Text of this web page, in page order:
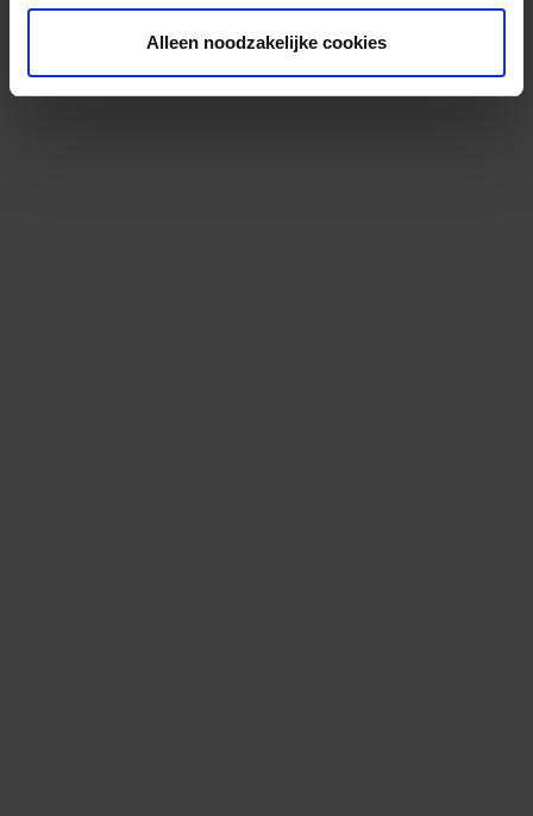
Alleen noodzakelijke cookies